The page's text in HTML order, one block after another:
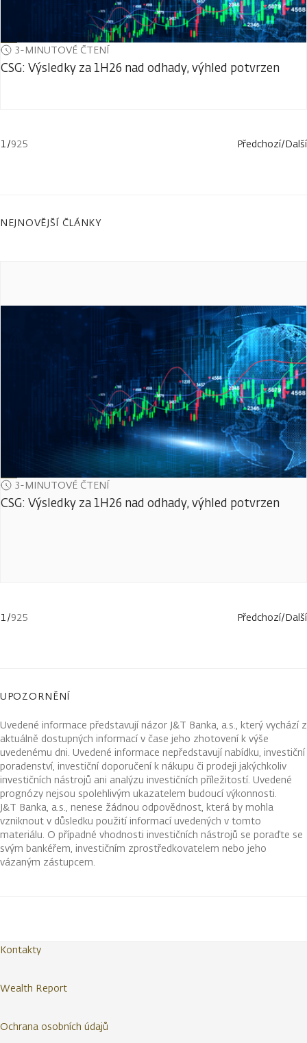
3-MINUTOVÉ ČTENÍ
CSG: Výsledky za 1H26 nad odhady, výhled potvrzen
1/925 Předchozí/Další
NEJNOVĚJŠÍ ČLÁNKY
3-MINUTOVÉ ČTENÍ
CSG: Výsledky za 1H26 nad odhady, výhled potvrzen
1/925 Předchozí/Další
UPOZORNĚNÍ
Uvedené informace představují názor J&T Banka, a.s., který vychází z
aktuálně dostupných informací v čase jeho zhotovení k výše
uvedenému dni. Uvedené informace nepředstavují nabídku, investiční
poradenství, investiční doporučení k nákupu či prodeji jakýchkoliv
investičních nástrojů ani analýzu investičních příležitostí. Uvedené
prognózy nejsou spolehlivým ukazatelem budoucí výkonnosti.
J&T Banka, a.s., nenese žádnou odpovědnost, která by mohla
vzniknout v důsledku použití informací uvedených v tomto
materiálu. O případné vhodnosti investičních nástrojů se poraďte se
svým bankéřem, investičním zprostředkovatelem nebo jeho
vázaným zástupcem.
Kontakty
Wealth Report
Ochrana osobních údajů